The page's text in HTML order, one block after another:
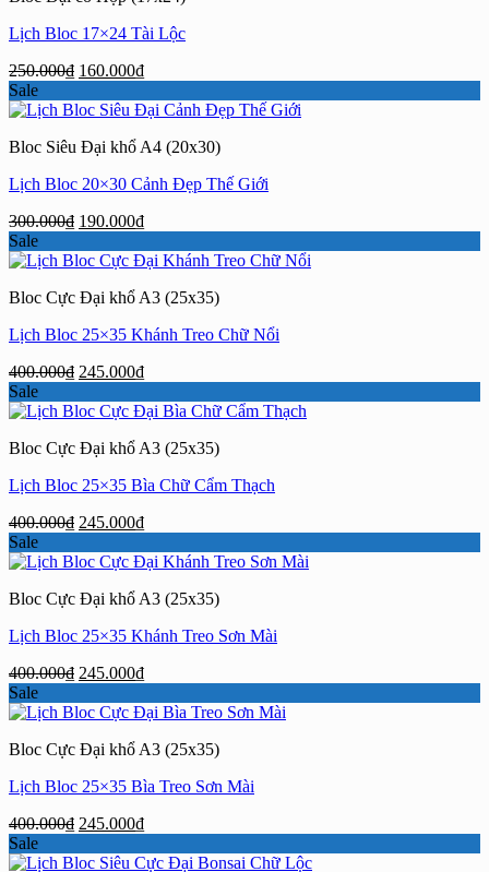
Lịch Bloc 17×24 Tài Lộc
250.000₫ Giá
là:
160.000₫Giá
tại
160.000₫.
Sale
Bloc Siêu Đại khổ A4 (20x30)
Lịch Bloc 20×30 Cảnh Đẹp Thế Giới
300.000₫ Giá
là:
190.000₫Giá
tại
190.000₫.
Sale
Bloc Cực Đại khổ A3 (25x35)
Lịch Bloc 25×35 Khánh Treo Chữ Nổi
400.000₫ Giá
là:
245.000₫Giá
tại
245.000₫.
Sale
Bloc Cực Đại khổ A3 (25x35)
Lịch Bloc 25×35 Bìa Chữ Cẩm Thạch
400.000₫ Giá
là:
245.000₫Giá
tại
245.000₫.
Sale
Bloc Cực Đại khổ A3 (25x35)
Lịch Bloc 25×35 Khánh Treo Sơn Mài
400.000₫ Giá
là:
245.000₫Giá
tại
245.000₫.
Sale
Bloc Cực Đại khổ A3 (25x35)
Lịch Bloc 25×35 Bìa Treo Sơn Mài
400.000₫ Giá
là:
245.000₫Giá
tại
Sale